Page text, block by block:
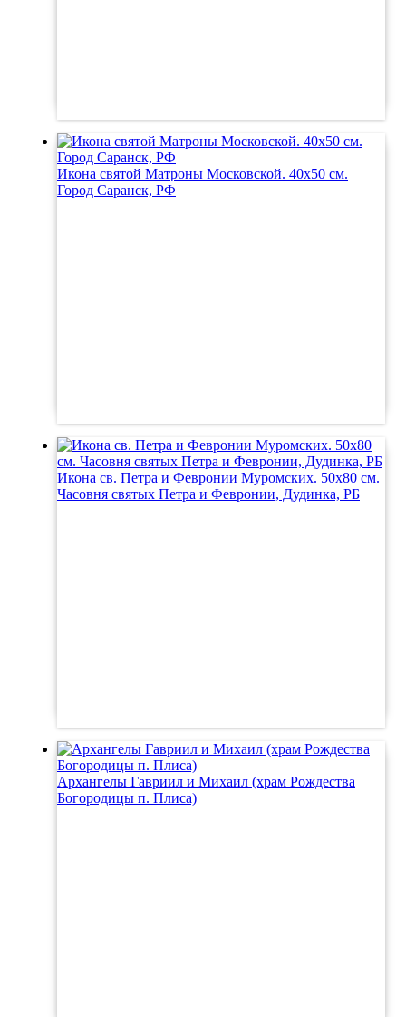
Икона святой Матроны Московской. 40х50 см.
Город Саранск, РФ
Икона св. Петра и Февронии Муромских. 50х80 см.
Часовня святых Петра и Февронии, Дудинка, РБ
Архангелы Гавриил и Михаил (храм Рождества
Богородицы п. Плиса)